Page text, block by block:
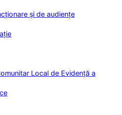
și de audiențe
Local de Evidență a